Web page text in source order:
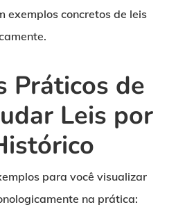
exemplos concretos de leis
Práticos de
Leis por
para você visualizar
na prática: